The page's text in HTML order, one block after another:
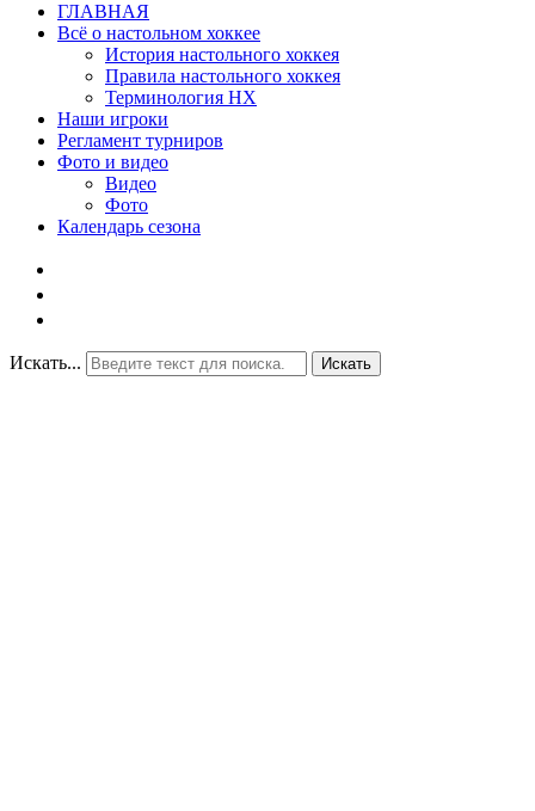
ГЛАВНАЯ
Всё о настольном хоккее
История настольного хоккея
Правила настольного хоккея
Терминология НХ
Наши игроки
Регламент турниров
Фото и видео
Видео
Фото
Календарь сезона
Искать... Искать